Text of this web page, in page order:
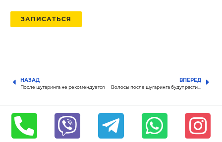
ЗАПИСАТЬСЯ
НАЗАД
После шугаринга не рекомендуется
ВПЕРЕД
Волосы после шугаринга будут расти реже?